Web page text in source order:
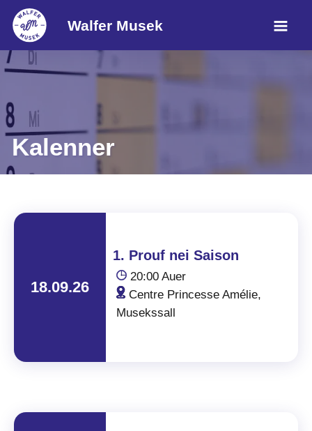
Walfer Musek
Kalenner
18.09.26
1. Prouf nei Saison
20:00 Auer
Centre Princesse Amélie,
Musekssall